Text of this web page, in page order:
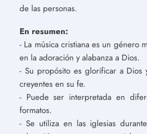
de las personas.
En resumen:
- La música cristiana es un género
en la adoración y alabanza a Dios.
- Su propósito es glorificar a Dios
creyentes en su fe.
- Puede ser interpretada en
formatos.
- Se utiliza en las iglesias